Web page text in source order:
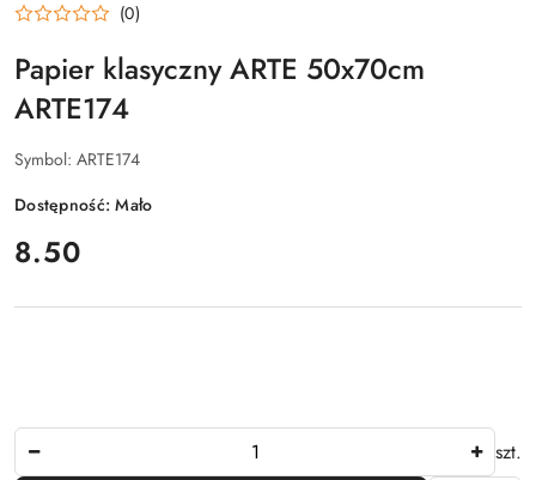
(0)
Papier klasyczny ARTE 50x70cm
ARTE174
Symbol: ARTE174
Dostępność:Mało
cena:
8.50
szt.